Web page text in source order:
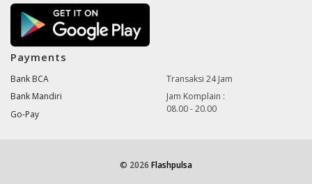
Payments
Bank BCA
Bank Mandiri
Go-Pay
Transaksi 24 Jam
Jam Komplain :
08.00 - 20.00
© 2026 Flashpulsa